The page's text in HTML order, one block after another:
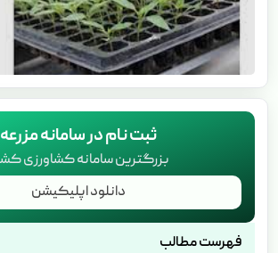
ثبت نام در سامانه مزرعه
بزرگترین سامانه کشاورزی
دانلود اپلیکیشن
فهرست مطالب